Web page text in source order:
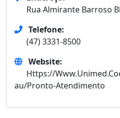
Rua Almirante Barroso
Telefone:
(47) 3331-8500
Website:
Https://
au/Pronto-Atendimento